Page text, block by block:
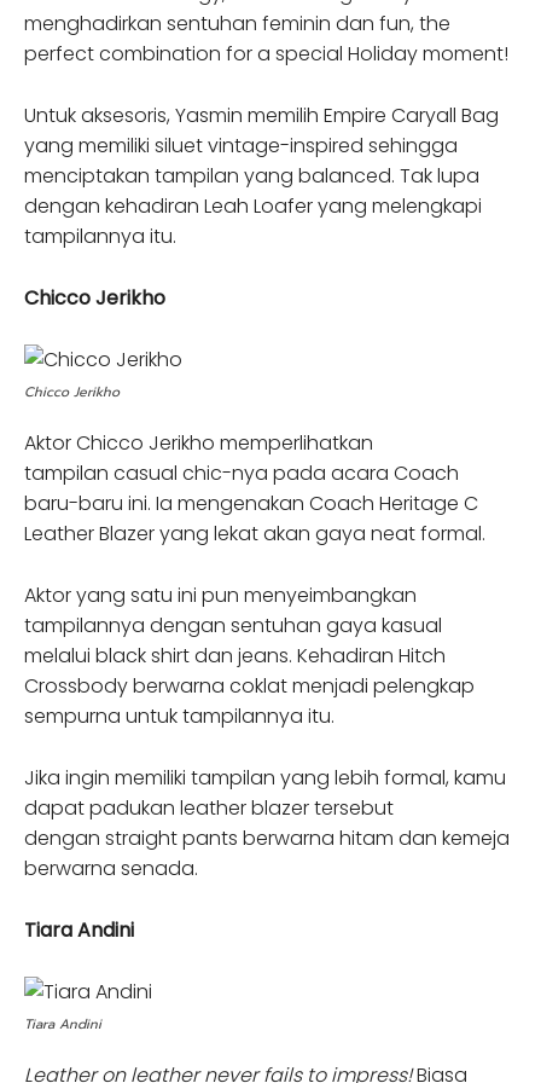
menghadirkan sentuhan feminin dan fun, the
perfect combination for a special Holiday moment!
Untuk aksesoris, Yasmin memilih Empire Caryall Bag
yang memiliki siluet vintage-inspired sehingga
menciptakan tampilan yang balanced. Tak lupa
dengan kehadiran Leah Loafer yang melengkapi
tampilannya itu.
Chicco Jerikho
Chicco Jerikho
Aktor Chicco Jerikho memperlihatkan
tampilan casual chic-nya pada acara Coach
baru-baru ini. Ia mengenakan Coach Heritage C
Leather Blazer yang lekat akan gaya neat formal.
Aktor yang satu ini pun menyeimbangkan
tampilannya dengan sentuhan gaya kasual
melalui black shirt dan jeans. Kehadiran Hitch
Crossbody berwarna coklat menjadi pelengkap
sempurna untuk tampilannya itu.
Jika ingin memiliki tampilan yang lebih formal, kamu
dapat padukan leather blazer tersebut
dengan straight pants berwarna hitam dan kemeja
berwarna senada.
Tiara Andini
Tiara Andini
Leather on leather never fails to impress!Biasa